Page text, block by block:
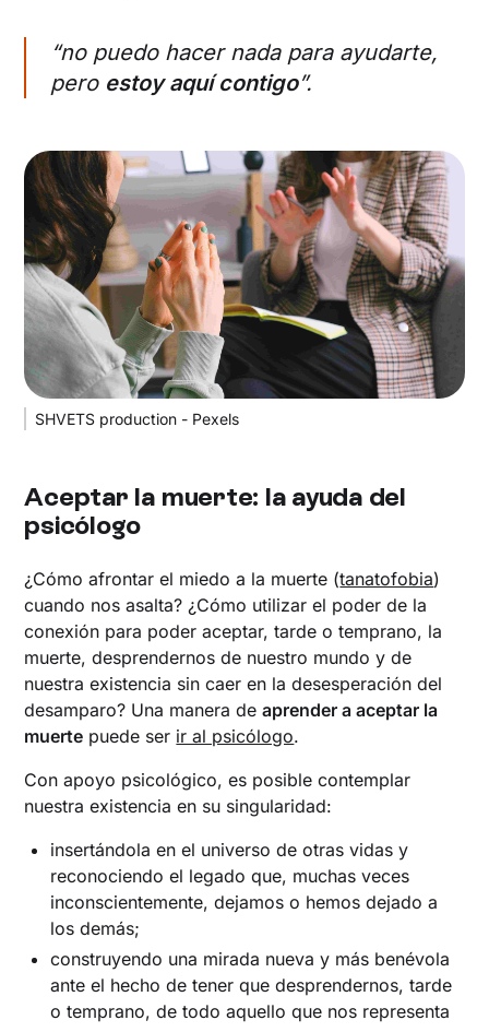
“no puedo hacer nada para ayudarte,
pero estoy aquí contigo”.
SHVETS production - Pexels
‍Aceptar la muerte: la ayuda del
psicólogo
¿Cómo afrontar el miedo a la muerte (tanatofobia)
cuando nos asalta? ¿Cómo utilizar el poder de la
conexión para poder aceptar, tarde o temprano, la
muerte, desprendernos de nuestro mundo y de
nuestra existencia sin caer en la desesperación del
desamparo? Una manera deaprender a aceptar la
muerte puede ser ir al psicólogo.
Con apoyo psicológico, es posible contemplar
nuestra existencia en su singularidad:
insertándola en el universo de otras vidas y
reconociendo el legado que, muchas veces
inconscientemente, dejamos o hemos dejado a
los demás;
construyendo una mirada nueva y más benévola
ante el hecho de tener que desprendernos, tarde
o temprano, de todo aquello que nos representa